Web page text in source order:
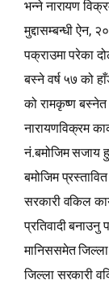
भन्‍ने नारायण
मुद्दासम्बन्धी ऐन,
पक्राउमा परेका
बस्ने वर्ष ५७ को
को रामकृष्ण बस्नेत
नारायणविक्रम
नं.बमोजिम सजाय
बमोजिम
सरकारी वकिल
प्रतिवादी
मानिससमेत
जिल्ला सरकारी